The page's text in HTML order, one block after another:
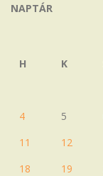
NAPTÁR
H
K
4
5
11
12
18
19